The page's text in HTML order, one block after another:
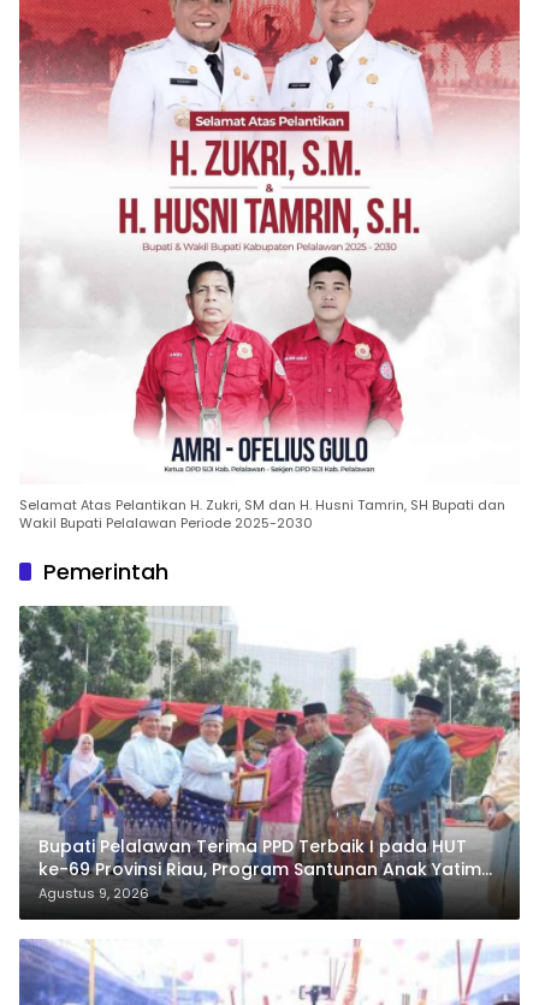
Selamat Atas Pelantikan H. Zukri, SM dan H. Husni Tamrin, SH Bupati dan
Wakil Bupati Pelalawan Periode 2025-2030
Pemerintah
Bupati Pelalawan Terima PPD Terbaik I pada HUT
ke-69 Provinsi Riau, Program Santunan Anak Yatim
Jadi Sorotan
Agustus 9, 2026